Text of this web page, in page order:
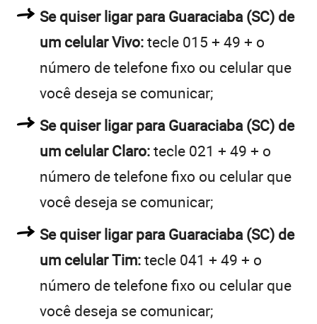
Se quiser ligar para Guaraciaba (SC) de
um celular Vivo:tecle 015 + 49 + o
número de telefone fixo ou celular que
você deseja se comunicar;
Se quiser ligar para Guaraciaba (SC) de
um celular Claro:tecle 021 + 49 + o
número de telefone fixo ou celular que
você deseja se comunicar;
Se quiser ligar para Guaraciaba (SC) de
um celular Tim:tecle 041 + 49 + o
número de telefone fixo ou celular que
você deseja se comunicar;